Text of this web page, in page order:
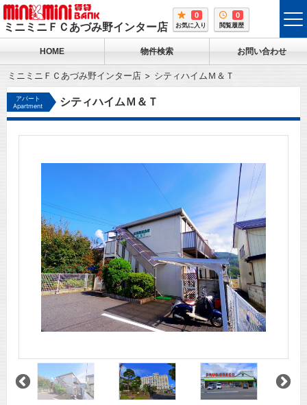
ミニミニＦＣあづみ野インター店
0
お気に入り
0
閲覧履歴
HOME 物件検索 お問い合わせ
ミニミニＦＣあづみ野インター店 シティハイムＭ＆Ｔ
アパート
Apartment
シティハイムＭ＆Ｔ